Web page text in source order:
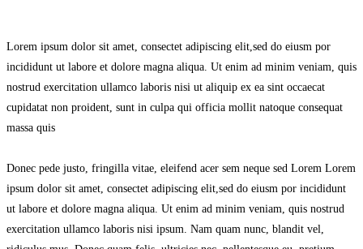
Lorem ipsum dolor sit amet, consectet adipiscing elit,sed do eiusm por
incididunt ut labore et dolore magna aliqua. Ut enim ad minim veniam, quis
nostrud exercitation ullamco laboris nisi ut aliquip ex ea sint occaecat
cupidatat non proident, sunt in culpa qui officia mollit natoque consequat
massa quis
Donec pede justo, fringilla vitae, eleifend acer sem neque sed Lorem Lorem
ipsum dolor sit amet, consectet adipiscing elit,sed do eiusm por incididunt
ut labore et dolore magna aliqua. Ut enim ad minim veniam, quis nostrud
exercitation ullamco laboris nisi ipsum. Nam quam nunc, blandit vel,